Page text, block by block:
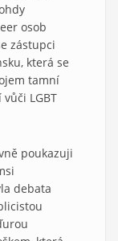
osob
zástupci
která se
tamní
LGBT
poukazuji
debata